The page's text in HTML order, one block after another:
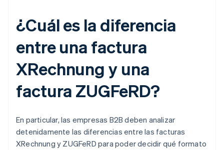
¿Cuál es la diferencia
entre una factura
XRechnung y una
factura ZUGFeRD?
En particular, las empresas B2B deben analizar
detenidamente las diferencias entre las facturas
XRechnung y ZUGFeRD para poder decidir qué formato